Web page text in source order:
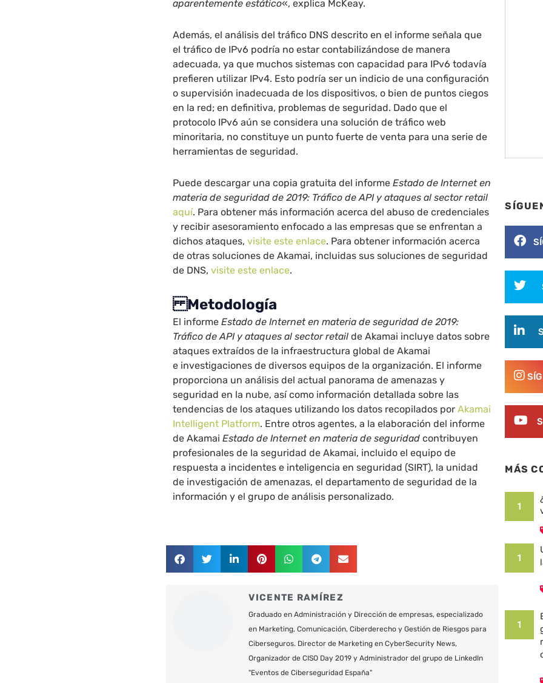
aparentemente estático«, explica McKeay.
Además, el análisis del tráfico DNS descrito en el informe señala que
el tráfico de IPv6 podría no estar contabilizándose de manera
adecuada, ya que muchos sistemas con capacidad para IPv6 todavía
prefieren utilizar IPv4. Esto podría ser un indicio de una configuración
o supervisión inadecuada de los dispositivos, o bien de puntos ciegos
en la red; en definitiva, problemas de seguridad. Dado que el
protocolo IPv6 aún se considera una solución de tráfico web
minoritaria, no constituye un punto fuerte de venta para una serie de
herramientas de seguridad.
Puede descargar una copia gratuita del informeEstado de Internet en
materia de seguridad de 2019: Tráfico de API y ataques al sector retail
aquí. Para obtener más información acerca del abuso de credenciales
y recibir asesoramiento enfocado a las empresas que se enfrentan a
dichos ataques,visite este enlace. Para obtener información acerca
de otras soluciones de Akamai, incluidas sus soluciones de seguridad
de DNS,visite este enlace.
Metodología
El informeEstado de Internet en materia de seguridad de 2019:
Tráfico de API y ataques al sector retail de Akamai incluye datos sobre
ataques extraídos de la infraestructura global de Akamai
e investigaciones de diversos equipos de la organización. El informe
proporciona un análisis del actual panorama de amenazas y
seguridad en la nube, así como información detallada sobre las
tendencias de los ataques utilizando los datos recopilados porAkamai
Intelligent Platform. Entre otros agentes, a la elaboración del informe
de AkamaiEstado de Internet en materia de seguridad contribuyen
profesionales de la seguridad de Akamai, incluido el equipo de
respuesta a incidentes e inteligencia en seguridad (SIRT), la unidad
de investigación de amenazas, el departamento de seguridad de la
información y el grupo de análisis personalizado.
VICENTE RAMÍREZ
Graduado en Administración y Dirección de empresas, especializado
en Marketing, Comunicación, Ciberderecho y Gestión de Riesgos para
Ciberseguros. Director de Marketing en CyberSecurity News,
Organizador de CISO Day 2019 y Administrador del grupo de LinkedIn
"Eventos de Ciberseguridad España"
MÁS
1
1
1